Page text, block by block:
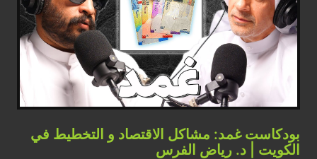
بودكاست غمد: مشاكل الاقتصاد و التخطيط في
الكويت | د. رياض الفرس